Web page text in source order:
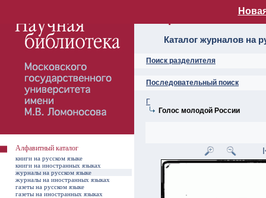
Алфавитный
Каталог журналов на
Поиск разделителя
Последовательный поиск
Г
Голос молодой России
Алфавитный каталог
книги на русском языке
книги на иностранных языках
журналы на русском языке
журналы на иностранных языках
газеты на русском языке
газеты на иностранных языках